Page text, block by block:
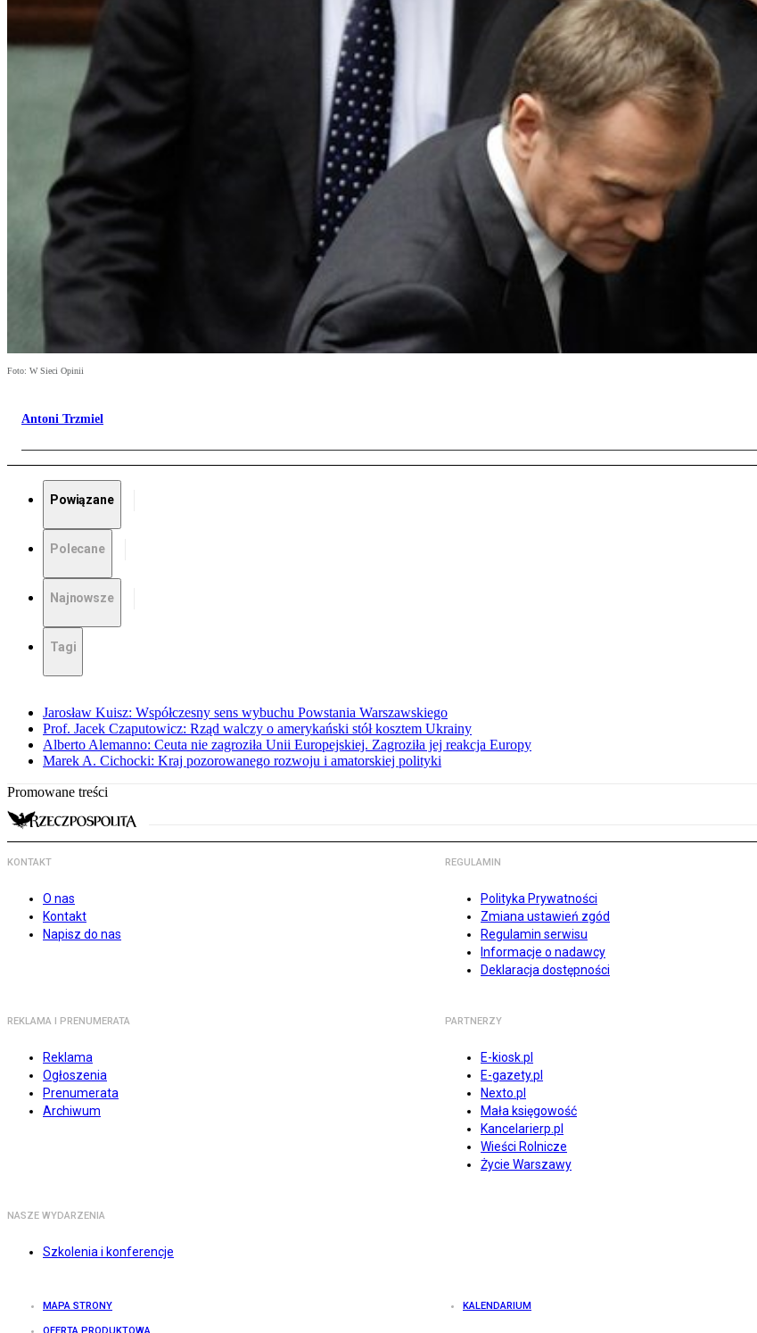
Foto: W Sieci Opinii
Antoni Trzmiel
Powiązane
Polecane
Najnowsze
Tagi
Jarosław Kuisz: Współczesny sens wybuchu Powstania Warszawskiego
Prof. Jacek Czaputowicz: Rząd walczy o amerykański stół kosztem Ukrainy
Alberto Alemanno: Ceuta nie zagroziła Unii Europejskiej. Zagroziła jej reakcja Europy
Marek A. Cichocki: Kraj pozorowanego rozwoju i amatorskiej polityki
Promowane treści
KONTAKT
O nas
Kontakt
Napisz do nas
REGULAMIN
Polityka Prywatności
Zmiana ustawień zgód
Regulamin serwisu
Informacje o nadawcy
Deklaracja dostępności
REKLAMA I PRENUMERATA
Reklama
Ogłoszenia
Prenumerata
Archiwum
PARTNERZY
E-kiosk.pl
E-gazety.pl
Nexto.pl
Mała księgowość
Kancelarierp.pl
Wieści Rolnicze
Życie Warszawy
NASZE WYDARZENIA
Szkolenia i konferencje
MAPA STRONY KALENDARIUM